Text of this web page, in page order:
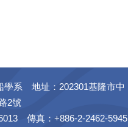
系 地址：202301基隆市中
2號
傳真：+886-2-2462-5945